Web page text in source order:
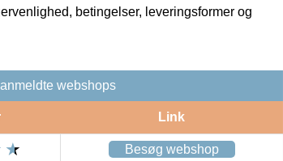
betingelser, leveringsformer og
webshops
Link
Besøg webshop